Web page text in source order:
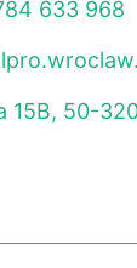
633 968
15B, 50-